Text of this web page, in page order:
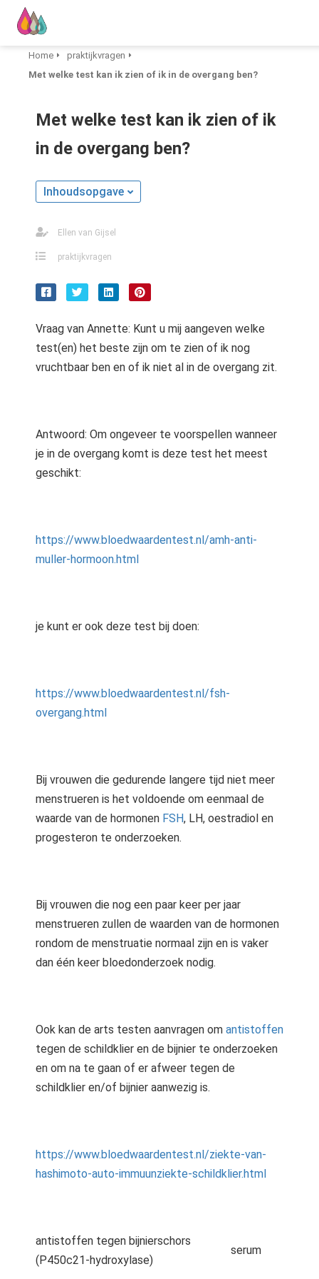
Home
praktijkvragen
Met welke test kan ik zien of ik in de overgang ben?
Met welke test kan ik zien of ik
in de overgang ben?
Inhoudsopgave
Ellen van Gijsel
praktijkvragen
Vraag van Annette: Kunt u mij aangeven welke
test(en) het beste zijn om te zien of ik nog
vruchtbaar ben en of ik niet al in de overgang zit.
Antwoord: Om ongeveer te voorspellen wanneer
je in de overgang komt is deze test het meest
geschikt:
https://www.bloedwaardentest.nl/amh-anti-
muller-hormoon.html
je kunt er ook deze test bij doen:
https://www.bloedwaardentest.nl/fsh-
overgang.html
Bij vrouwen die gedurende langere tijd niet meer
menstrueren is het voldoende om eenmaal de
waarde van de hormonen FSH, LH, oestradiol en
progesteron te onderzoeken.
Bij vrouwen die nog een paar keer per jaar
menstrueren zullen de waarden van de hormonen
rondom de menstruatie normaal zijn en is vaker
dan één keer bloedonderzoek nodig.
Ook kan de arts testen aanvragen om antistoffen
tegen de schildklier en de bijnier te onderzoeken
en om na te gaan of er afweer tegen de
schildklier en/of bijnier aanwezig is.
https://www.bloedwaardentest.nl/ziekte-van-
hashimoto-auto-immuunziekte-schildklier.html
antistoffen tegen bijnierschors
(P450c21-hydroxylase)
serum